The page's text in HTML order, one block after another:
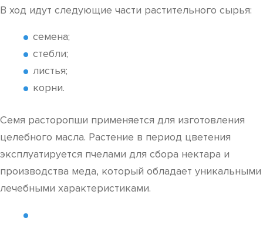
В ход идут следующие части растительного сырья:
семена;
стебли;
листья;
корни.
Семя расторопши применяется для изготовления
целебного масла. Растение в период цветения
эксплуатируется пчелами для сбора нектара и
производства меда, который обладает уникальными
лечебными характеристиками.